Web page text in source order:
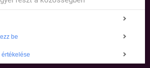
be